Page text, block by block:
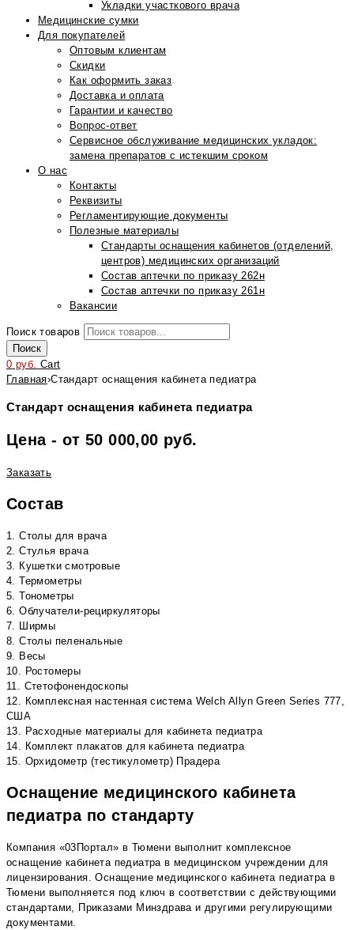
Укладки участкового врача
Медицинские сумки
Для покупателей
Оптовым клиентам
Скидки
Как оформить заказ
Доставка и оплата
Гарантии и качество
Вопрос-ответ
Сервисное обслуживание медицинских укладок:
замена препаратов с истекшим сроком
О нас
Контакты
Реквизиты
Регламентирующие документы
Полезные материалы
Стандарты оснащения кабинетов (отделений,
центров) медицинских организаций
Состав аптечки по приказу 262н
Состав аптечки по приказу 261н
Вакансии
Поиск товаров
Поиск
0 руб. Cart
Главная›Стандарт оснащения кабинета педиатра
Стандарт оснащения кабинета педиатра
Цена - от 50 000,00 руб.
Заказать
Состав
1. Столы для врача
2. Стулья врача
3. Кушетки смотровые
4. Термометры
5. Тонометры
6. Облучатели-рециркуляторы
7. Ширмы
8. Столы пеленальные
9. Весы
10. Ростомеры
11. Стетофонендоскопы
12. Комплексная настенная система Welch Allyn Green Series 777,
США
13. Расходные материалы для кабинета педиатра
14. Комплект плакатов для кабинета педиатра
15. Орхидометр (тестикулометр) Прадера
Оснащение медицинского кабинета
педиатра по стандарту
Компания «03Портал» в Тюмени выполнит комплексное
оснащение кабинета педиатра в медицинском учреждении для
лицензирования. Оснащение медицинского кабинета педиатра в
Тюмени выполняется под ключ в соответствии с действующими
стандартами, Приказами Минздрава и другими регулирующими
документами.